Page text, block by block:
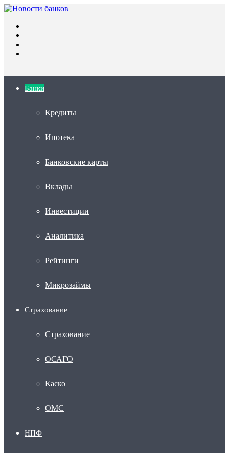
Банки
Кредиты
Ипотека
Банковские карты
Вклады
Инвестиции
Аналитика
Рейтинги
Микрозаймы
Страхование
Страхование
ОСАГО
Каско
ОМС
НПФ